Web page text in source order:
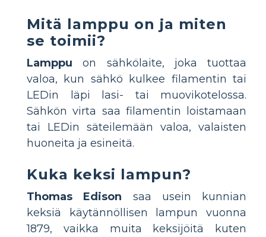
Mitä lamppu on ja miten
se toimii?
Lamppu on sähkölaite, joka tuottaa
valoa, kun sähkö kulkee filamentin tai
LEDin läpi lasi- tai muovikotelossa.
Sähkön virta saa filamentin loistamaan
tai LEDin säteilemään valoa, valaisten
huoneita ja esineitä.
Kuka keksi lampun?
Thomas Edison saa usein kunnian
keksiä käytännöllisen lampun vuonna
1879, vaikka muita keksijöitä kuten